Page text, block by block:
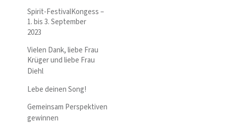
Spirit-FestivalKongess –
1. bis 3. September
2023
Vielen Dank, liebe Frau
Krüger und liebe Frau
Diehl
Lebe deinen Song!
Gemeinsam Perspektiven
gewinnen